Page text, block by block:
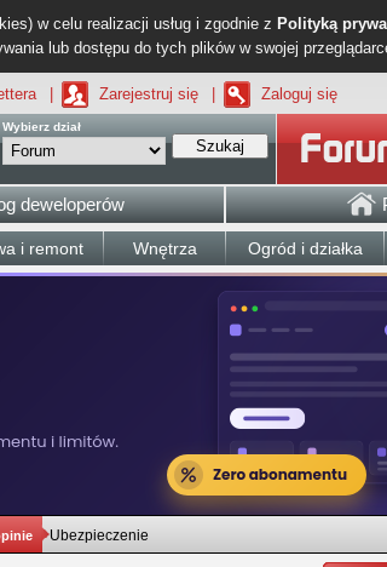
w celu realizacji usług i zgodnie z Polityką
lub dostępu do tych plików w swojej
Zarejestruj się Zaloguj się
Wybierz dział
Szukaj
deweloperów
i remont Wnętrza Ogród i działka
Ubezpieczenie